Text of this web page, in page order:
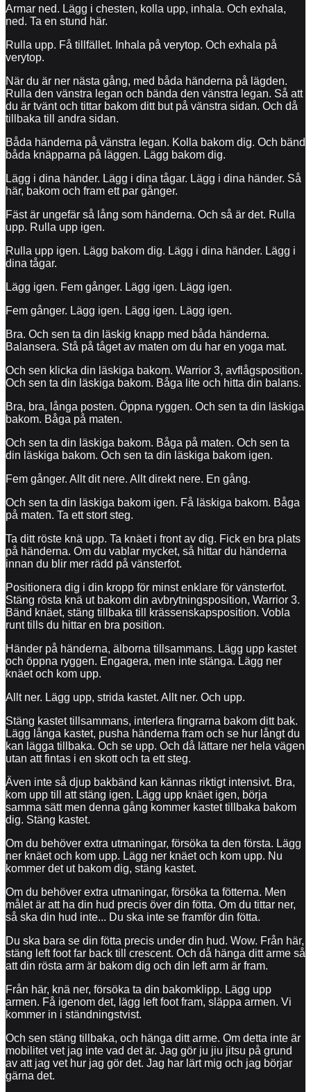
Armar ned. Lägg i chesten, kolla upp, inhala. Och exhala,
ned. Ta en stund här.
Rulla upp. Få tillfället. Inhala på verytop. Och exhala på
verytop.
När du är ner nästa gång, med båda händerna på lägden.
Rulla den vänstra legan och bända den vänstra legan. Så att
du är tvänt och tittar bakom ditt but på vänstra sidan. Och då
tillbaka till andra sidan.
Båda händerna på vänstra legan. Kolla bakom dig. Och bänd
båda knäpparna på läggen. Lägg bakom dig.
Lägg i dina händer. Lägg i dina tågar. Lägg i dina händer. Så
här, bakom och fram ett par gånger.
Fäst är ungefär så lång som händerna. Och så är det. Rulla
upp. Rulla upp igen.
Rulla upp igen. Lägg bakom dig. Lägg i dina händer. Lägg i
dina tågar.
Lägg igen. Fem gånger. Lägg igen. Lägg igen.
Fem gånger. Lägg igen. Lägg igen. Lägg igen.
Bra. Och sen ta din läskig knapp med båda händerna.
Balansera. Stå på tåget av maten om du har en yoga mat.
Och sen klicka din läskiga bakom. Warrior 3, avflågsposition.
Och sen ta din läskiga bakom. Båga lite och hitta din balans.
Bra, bra, långa posten. Öppna ryggen. Och sen ta din läskiga
bakom. Båga på maten.
Och sen ta din läskiga bakom. Båga på maten. Och sen ta
din läskiga bakom. Och sen ta din läskiga bakom igen.
Fem gånger. Allt dit nere. Allt direkt nere. En gång.
Och sen ta din läskiga bakom igen. Få läskiga bakom. Båga
på maten. Ta ett stort steg.
Ta ditt röste knä upp. Ta knäet i front av dig. Fick en bra plats
på händerna. Om du vablar mycket, så hittar du händerna
innan du blir mer rädd på vänsterfot.
Positionera dig i din kropp för minst enklare för vänsterfot.
Stäng rösta knä ut bakom din avbrytningsposition, Warrior 3.
Bänd knäet, stäng tillbaka till krässenskapsposition. Vobla
runt tills du hittar en bra position.
Händer på händerna, älborna tillsammans. Lägg upp kastet
och öppna ryggen. Engagera, men inte stänga. Lägg ner
knäet och kom upp.
Allt ner. Lägg upp, strida kastet. Allt ner. Och upp.
Stäng kastet tillsammans, interlera fingrarna bakom ditt bak.
Lägg långa kastet, pusha händerna fram och se hur långt du
kan lägga tillbaka. Och se upp. Och då lättare ner hela vägen
utan att fintas i en skott och ta ett steg.
Även inte så djup bakbänd kan kännas riktigt intensivt. Bra,
kom upp till att stäng igen. Lägg upp knäet igen, börja
samma sätt men denna gång kommer kastet tillbaka bakom
dig. Stäng kastet.
Om du behöver extra utmaningar, försöka ta den första. Lägg
ner knäet och kom upp. Lägg ner knäet och kom upp. Nu
kommer det ut bakom dig, stäng kastet.
Om du behöver extra utmaningar, försöka ta fötterna. Men
målet är att ha din hud precis över din fötta. Om du tittar ner,
så ska din hud inte... Du ska inte se framför din fötta.
Du ska bara se din fötta precis under din hud. Wow. Från här,
stäng left foot far back till crescent. Och då hänga ditt arme så
att din rösta arm är bakom dig och din left arm är fram.
Från här, knä ner, försöka ta din bakomklipp. Lägg upp
armen. Få igenom det, lägg left foot fram, släppa armen. Vi
kommer in i ständningstvist.
Och sen stäng tillbaka, och hänga ditt arme. Om detta inte är
mobilitet vet jag inte vad det är. Jag gör ju jiu jitsu på grund
av att jag vet hur jag gör det. Jag har lärt mig och jag börjar
gärna det.